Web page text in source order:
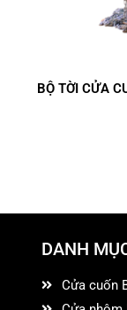
BỘ TỜI CỬA
DANH
Cửa cuốn